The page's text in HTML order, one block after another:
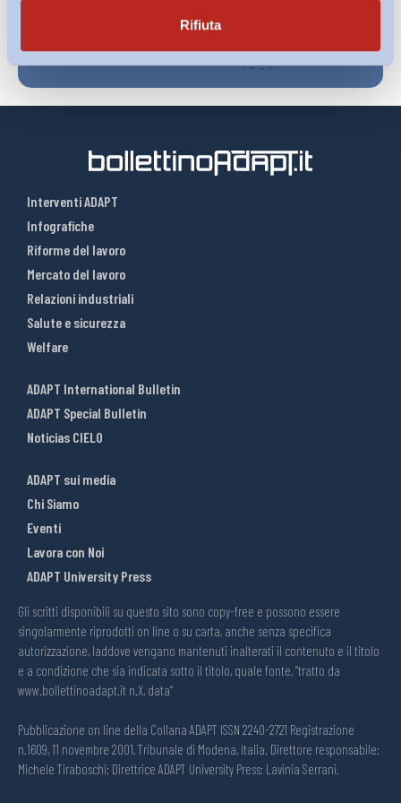
Rifiuta
Interventi ADAPT
Infografiche
Riforme del lavoro
Mercato del lavoro
Relazioni industriali
Salute e sicurezza
Welfare
ADAPT International Bulletin
ADAPT Special Bulletin
Noticias CIELO
ADAPT sui media
Chi Siamo
Eventi
Lavora con Noi
ADAPT University Press
Gli scritti disponibili su questo sito sono copy-free e possono essere
singolarmente riprodotti on line o su carta, anche senza specifica
autorizzazione, laddove vengano mantenuti inalterati il contenuto e il titolo
e a condizione che sia indicata sotto il titolo, quale fonte, “tratto da
www.bollettinoadapt.it n.X, data“
Pubblicazione on line della Collana ADAPT ISSN 2240-2721 Registrazione
n.1609, 11 novembre 2001, Tribunale di Modena, Italia. Direttore responsabile:
Michele Tiraboschi; Direttrice ADAPT University Press: Lavinia Serrani.